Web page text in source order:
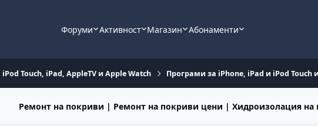
Форуми Активност Магазин Абонаменти
Touch, iPad, AppleTV и Apple Watch Програми за iPhone, iPad и iPod Touch
Ремонт на покриви | Ремонт на покриви цени | Хидроизолация на